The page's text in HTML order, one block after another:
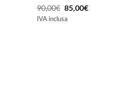
90,00€ Il
prezzo
85,00€Il
IVA inclusa